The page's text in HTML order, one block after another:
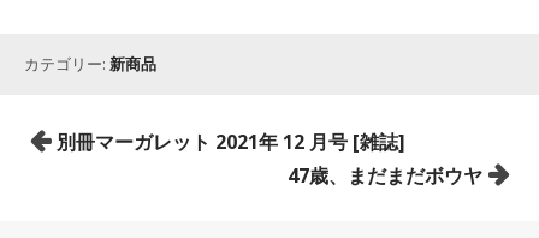
カテゴリー: 新商品
投 別冊マーガレット 2021年 12 月号 [雑誌]
47歳、まだまだボウヤ